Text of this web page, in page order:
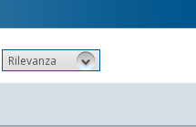
Rilevanza